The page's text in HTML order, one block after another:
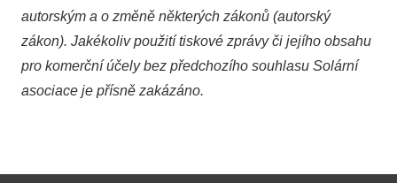
autorským a o změně některých zákonů (autorský
zákon). Jakékoliv použití tiskové zprávy či jejího obsahu
pro komerční účely bez předchozího souhlasu Solární
asociace je přísně zakázáno.